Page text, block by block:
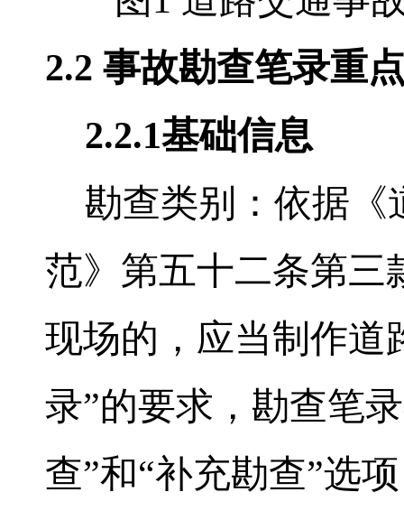
2.2 事故勘查笔录重
2.2.1基础信息
勘查类别：依据《
范》第五十二条第三
现场的，应当制作道
录”的要求，勘查笔
查”和“补充勘查”选